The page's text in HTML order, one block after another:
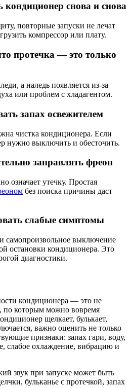
снова и снова
повторные запуски не лечат
компрессор или плату.
протечка — это только
а наледь появляется из-за
или проблем с хладагентом.
запах освежителем
чистка кондиционера. Если
нужно выключить и обесточить.
заправлять фреон
означает утечку. Простая
без поиска причины даст
слабые симптомы
самопроизвольное выключение
остановки кондиционера. Это
диагностики.
кондиционера — это не
по которым можно вовремя
щелкает, булькает,
важно оценить не только
признаки: запах гари, воду,
слабое охлаждение, вибрацию и
звук при запуске может быть
бульканье с протечкой, запах